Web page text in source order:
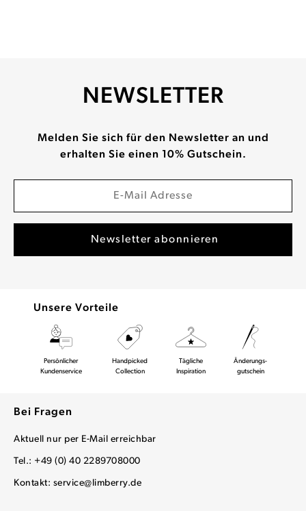
NEWSLETTER
Melden Sie sich für den Newsletter an und
erhalten Sie einen 10% Gutschein.
Unsere Vorteile
Persönlicher
Kundenservice
Handpicked
Collection
Tägliche
Inspiration
Änderungs-
gutschein
Bei Fragen
Aktuell nur per E-Mail erreichbar
Tel.: +49 (0) 40 2289708000
Kontakt: service@limberry.de